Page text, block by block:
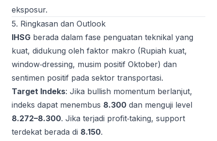
eksposur.
5. Ringkasan dan Outlook
IHSG berada dalam fase penguatan teknikal yang
kuat, didukung oleh faktor makro (Rupiah kuat,
window‑dressing, musim positif Oktober) dan
sentimen positif pada sektor transportasi.
Target Indeks: Jika bullish momentum berlanjut,
indeks dapat menembus 8.300 dan menguji level
8.272–8.300. Jika terjadi profit‑taking, support
terdekat berada di 8.150.